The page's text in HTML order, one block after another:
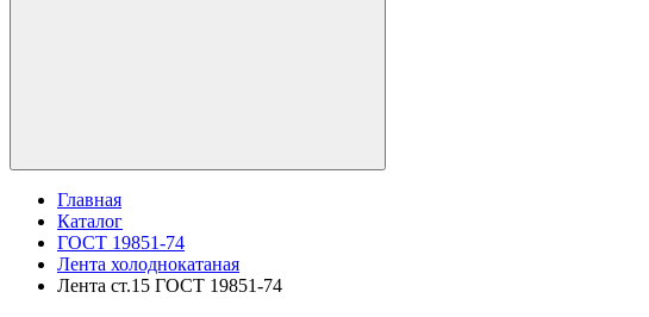
Главная
Каталог
ГОСТ 19851-74
Лента холоднокатаная
Лента ст.15 ГОСТ 19851-74